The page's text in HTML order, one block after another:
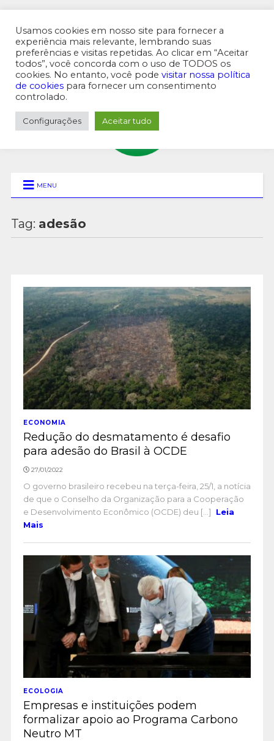
MENU SUPERIOR
MENU
Tag: adesão
ECONOMIA
Redução do desmatamento é desafio
para adesão do Brasil à OCDE
27/01/2022
O governo brasileiro recebeu na terça-feira, 25/1, a notícia
de que o Conselho da Organização para a Cooperação
e Desenvolvimento Econômico (OCDE) deu [...]
Leia
Mais
ECOLOGIA
Empresas e instituições podem
formalizar apoio ao Programa Carbono
Neutro MT
Usamos cookies em nosso site para fornecer a
experiência mais relevante, lembrando suas
preferências e visitas repetidas. Ao clicar em “Aceitar
todos”, você concorda com o uso de TODOS os
cookies. No entanto, você pode visitar nossa política
de cookies para fornecer um consentimento
controlado.
Configurações Aceitar tudo